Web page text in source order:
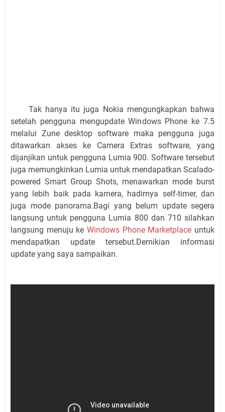
Tak hanya itu juga Nokia mengungkapkan bahwa
setelah pengguna mengupdate Windows Phone ke 7.5
melalui Zune desktop software maka pengguna juga
ditawarkan akses ke Camera Extras software, yang
dijanjikan untuk pengguna Lumia 900. Software tersebut
juga memungkinkan Lumia untuk mendapatkan Scalado-
powered Smart Group Shots, menawarkan mode burst
yang lebih baik pada kamera, hadirnya self-timer, dan
juga mode panorama.Bagi yang belum update segera
langsung untuk pengguna Lumia 800 dan 710 silahkan
langsung menuju ke Windows Phone Marketplace untuk
mendapatkan update tersebut.Demikian informasi
update yang saya sampaikan.